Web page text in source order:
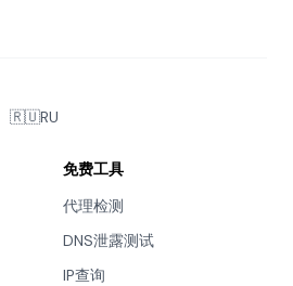
🇷🇺RU
免费工具
代理检测
DNS泄露测试
IP查询